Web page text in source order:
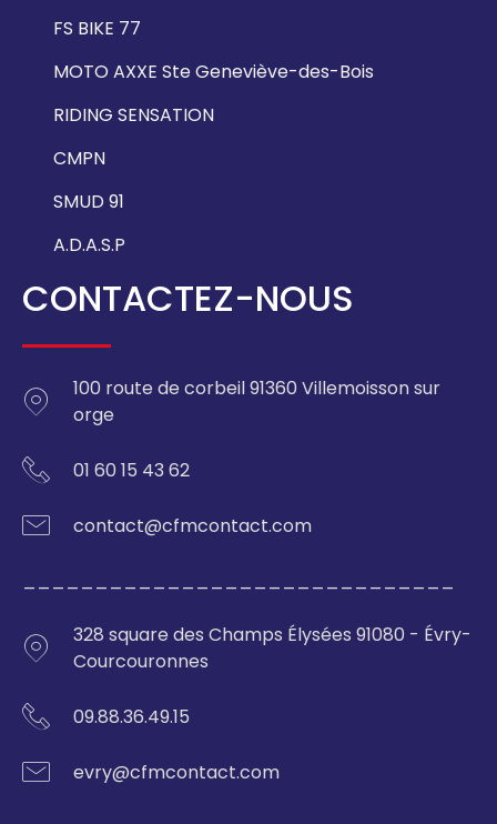
FS BIKE 77
MOTO AXXE Ste Geneviève-des-Bois
RIDING SENSATION
CMPN
SMUD 91
A.D.A.S.P
CONTACTEZ-NOUS
100 route de corbeil 91360 Villemoisson sur
orge
01 60 15 43 62
contact@cfmcontact.com
328 square des Champs Élysées 91080 - Évry-
Courcouronnes
09.88.36.49.15
evry@cfmcontact.com